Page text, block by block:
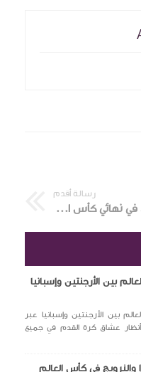
رسالة أقدم
مشاهدة مباراة المغرب والسنغال في نهائي كأس الأمم الأفريقية علي كورة 9090
بين الأرجنتين وإسبانيا
بين الأرجنتين وإسبانيا عبر
9090 تتجه أنظار عشاق كرة القدم في جميع
والنرويج في كأس العالم